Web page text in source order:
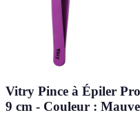
Vitry Pince à Épiler
9 cm - Couleur : Mauve